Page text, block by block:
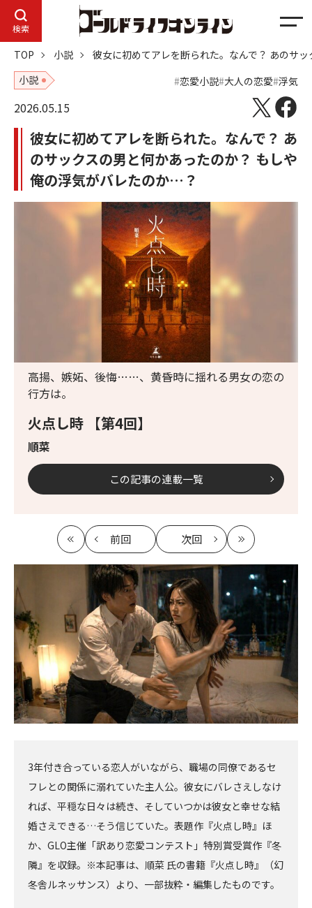
検索
メ
ュ
ー
TOP 小説
彼女に初めてアレを断られた。なんで？ あのサ
小説
恋愛小説 大人の恋愛 浮気
2026.05.15
彼女に初めてアレを断られた。なんで？ あ
のサックスの男と何かあったのか？ もしや
俺の浮気がバレたのか…？
火点し時 【第4回】
順菜
高揚、嫉妬、後悔……、黄昏時に揺れる男女の恋の
行方は。
この記事の連載一覧
最
初
前回
記
事
へ
次回
記
最
新
3年付き合っている恋人がいながら、職場の同僚であるセ
フレとの関係に溺れていた主人公。彼女にバレさえしなけ
れば、平穏な日々は続き、そしていつかは彼女と幸せな結
婚さえできる…そう信じていた。表題作『火点し時』ほ
か、GLO主催「訳あり恋愛コンテスト」特別賞受賞作『冬
隣』を収録。※本記事は、順菜 氏の書籍『火点し時』（幻
冬舎ルネッサンス）より、一部抜粋・編集したものです。